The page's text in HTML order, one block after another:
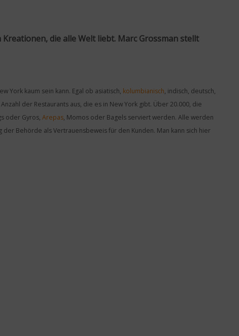
die alle Welt liebt. Marc Grossman stellt
York kaum sein kann. Egal ob asiatisch, kolumbianisch, indisch, deutsch,
der Restaurants aus, die es in New York gibt. Über 20.000, die
oder Gyros, Arepas, Momos oder Bagels serviert werden. Alle werden
Behörde als Vertrauensbeweis für den Kunden. Man kann sich hier